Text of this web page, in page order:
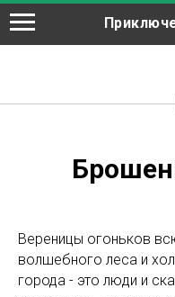
Вереницы огоньков
волшебного леса и
города - это люди и